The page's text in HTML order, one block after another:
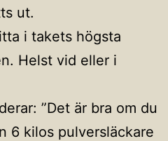
ut.
i takets högsta
Helst vid eller i
”Det är bra om du
6 kilos pulversläckare